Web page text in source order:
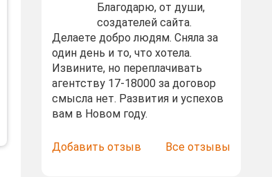
Благодарю, от души,
создателей сайта.
Делаете добро людям. Сняла за
один день и то, что хотела.
Извините, но переплачивать
агентству 17-18000 за договор
смысла нет. Развития и успехов
вам в Новом году.
Добавить отзыв Все отзывы